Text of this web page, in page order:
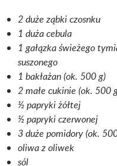
2 duże ząbki czosnku
1 duża cebula
1 gałązka świeżego
suszonego
1 bakłażan (ok. 500 g)
2 małe cukinie (ok. 500
½ papryki żółtej
½ papryki czerwonej
3 duże pomidory (ok.
oliwa z oliwek
sól